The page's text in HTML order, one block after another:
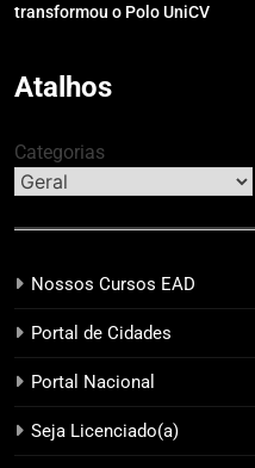
transformou o Polo UniCV
Atalhos
Categorias
Nossos Cursos EAD
Portal de Cidades
Portal Nacional
Seja Licenciado(a)